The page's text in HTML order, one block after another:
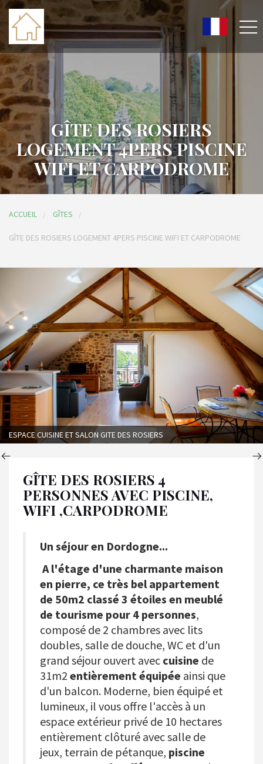
GÎTE DES ROSIERS
LOGEMENT 4PERS PISCINE
WIFI ET CARPODROME
ACCUEIL GÎTES
GÎTE DES ROSIERS LOGEMENT 4PERS PISCINE WIFI ET CARPODROME
ESPACE CUISINE ET SALON GITE DES ROSIERS
GÎTE DES ROSIERS 4
PERSONNES AVEC PISCINE,
WIFI ,CARPODROME
Un séjour en Dordogne...
A l'étage d'une charmante maison
en pierre, ce très bel appartement
de 50m2 classé 3 étoiles en meublé
de tourisme pour 4 personnes,
composé de 2 chambres avec lits
doubles, salle de douche, WC et d'un
grand séjour ouvert avec cuisine de
31m2 entièrement équipée ainsi que
d'un balcon. Moderne, bien équipé et
lumineux, il vous offre l'accès à un
espace extérieur privé de 10 hectares
entièrement clôturé avec salle de
jeux, terrain de pétanque, piscine